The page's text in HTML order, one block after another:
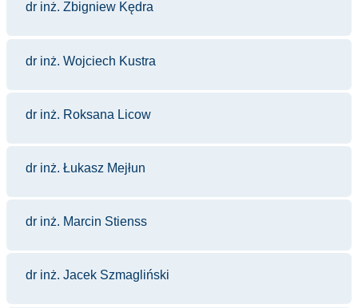
dr inż. Zbigniew Kędra
dr inż. Wojciech Kustra
dr inż. Roksana Licow
dr inż. Łukasz Mejłun
dr inż. Marcin Stienss
dr inż. Jacek Szmagliński